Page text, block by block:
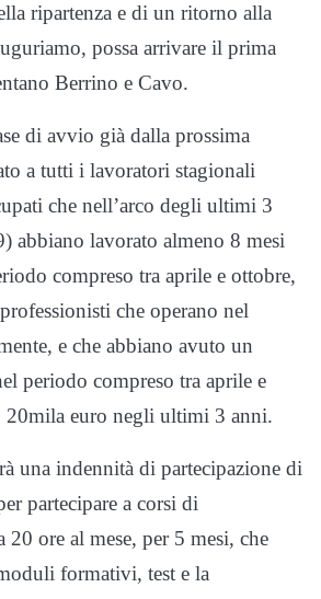
ripartenza e di un ritorno alla
possa arrivare il prima
Berrino e Cavo.
di avvio già dalla prossima
a tutti i lavoratori stagionali
che nell’arco degli ultimi 3
abbiano lavorato almeno 8 mesi
compreso tra aprile e ottobre,
che operano nel
e che abbiano avuto un
periodo compreso tra aprile e
20mila euro negli ultimi 3 anni.
una indennità di partecipazione di
partecipare a corsi di
20 ore al mese, per 5 mesi, che
formativi, test e la